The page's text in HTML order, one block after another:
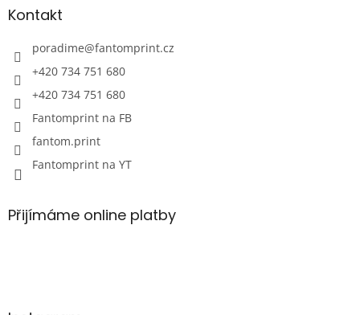
Kontakt
poradime@fantomprint.cz
+420 734 751 680
+420 734 751 680
Fantomprint na FB
fantom.print
Fantomprint na YT
Přijímáme online platby